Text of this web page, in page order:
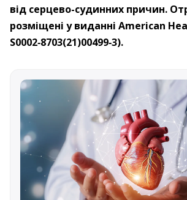
від серцево-судинних причин.
розміщені у виданні American
S0002‑8703(21)00499‑3).